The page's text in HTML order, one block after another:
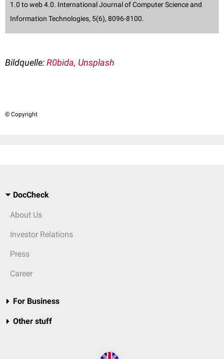
1.0 to web 4.0. International Journal of Computer Science and
Information Technologies, 5(6), 8096-8100.
Bildquelle:R0bida, Unsplash
© Copyright
DocCheck
About Us
Investor Relations
Press
Career
For Business
Other stuff